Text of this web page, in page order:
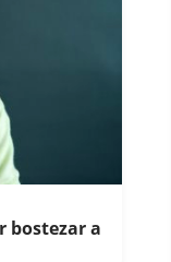
bostezar a